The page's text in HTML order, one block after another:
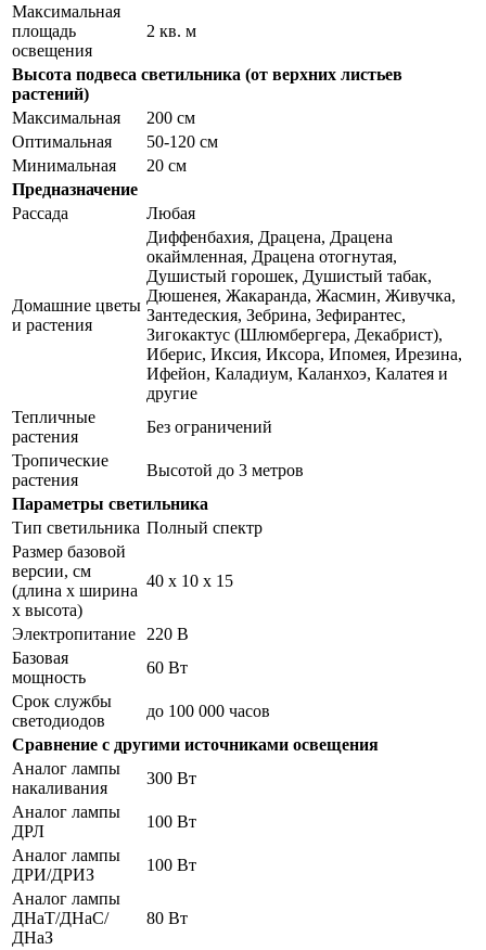
Максимальная
площадь
освещения
2 кв. м
Высота подвеса светильника (от верхних листьев
растений)
Максимальная
200 см
Оптимальная
50-120 см
Минимальная
20 см
Предназначение
Рассада
Любая
Домашние цветы
и растения
Диффенбахия, Драцена, Драцена
окаймленная, Драцена отогнутая,
Душистый горошек, Душистый табак,
Дюшенея, Жакаранда, Жасмин, Живучка,
Зантедеския, Зебрина, Зефирантес,
Зигокактус (Шлюмбергера, Декабрист),
Иберис, Иксия, Иксора, Ипомея, Ирезина,
Ифейон, Каладиум, Каланхоэ, Калатея и
другие
Тепличные
растения
Без ограничений
Тропические
растения
Высотой до 3 метров
Параметры светильника
Тип светильника Полный спектр
Размер базовой
версии, см
(длина х ширина
х высота)
40 х 10 х 15
Электропитание
220 В
Базовая
мощность
60 Вт
Срок службы
светодиодов
до 100 000 часов
Сравнение с другими источниками освещения
Аналог лампы
накаливания
300 Вт
Аналог лампы
ДРЛ
100 Вт
Аналог лампы
ДРИ/ДРИЗ
100 Вт
Аналог лампы
ДНаТ/ДНаС/
ДНаЗ
80 Вт